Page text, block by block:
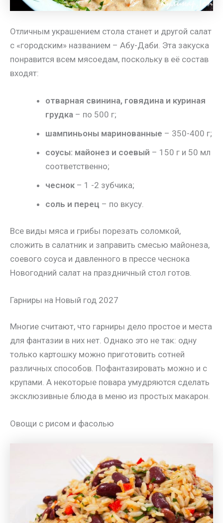
Отличным украшением стола станет и другой салат
с «городским» названием – Абу-Даби. Эта закуска
понравится всем мясоедам, поскольку в её состав
входят:
отварная свинина, говядина и куриная
грудка – по 500 г;
шампиньоны маринованные – 350-400 г;
соусы: майонез и соевый – 150 г и 50 мл
соответственно;
чеснок – 1 -2 зубчика;
соль и перец – по вкусу.
Все виды мяса и грибы порезать соломкой,
сложить в салатник и заправить смесью майонеза,
соевого соуса и давленного в прессе чеснока
Новогодний салат на праздничный стол готов.
Гарниры на Новый год 2027
Многие считают, что гарниры дело простое и места
для фантазии в них нет. Однако это не так: одну
только картошку можно приготовить сотней
различных способов. Пофантазировать можно и с
крупами. А некоторые повара умудряются сделать
эксклюзивные блюда в меню из простых макарон.
Овощи с рисом и фасолью